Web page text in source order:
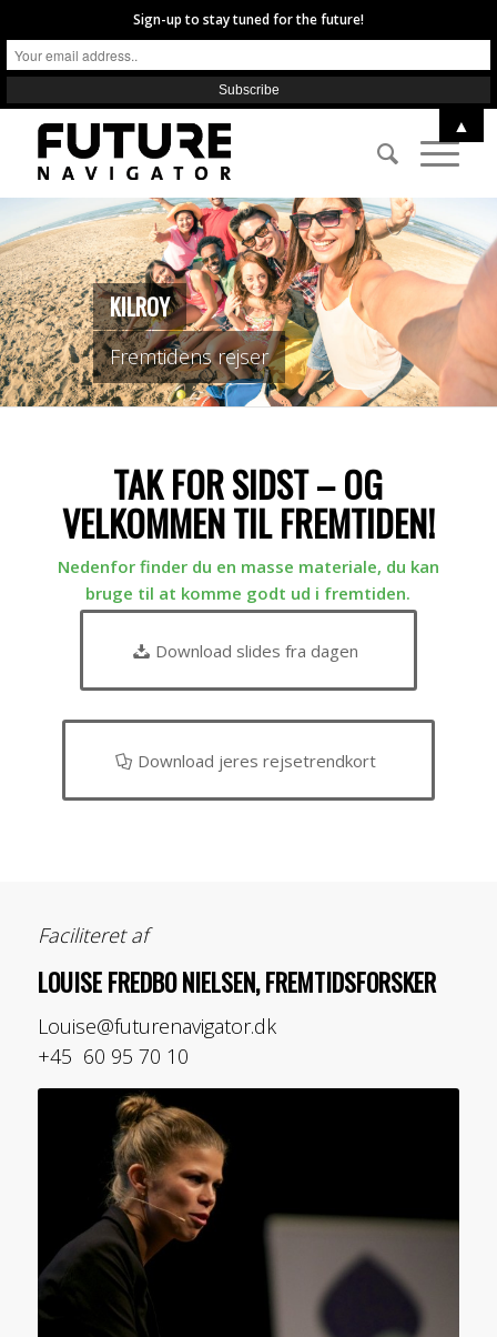
KILROY
Fremtidens rejser
TAK FOR SIDST – OG
VELKOMMEN TIL FREMTIDEN!
Nedenfor finder du en masse materiale, du kan
bruge til at komme godt ud i fremtiden.
Download slides fra dagen
Download jeres rejsetrendkort
Faciliteret af
LOUISE FREDBO NIELSEN, FREMTIDSFORSKER
Louise@futurenavigator.dk
+45 60 95 70 10
Sign-up to stay tuned for the future!
▲